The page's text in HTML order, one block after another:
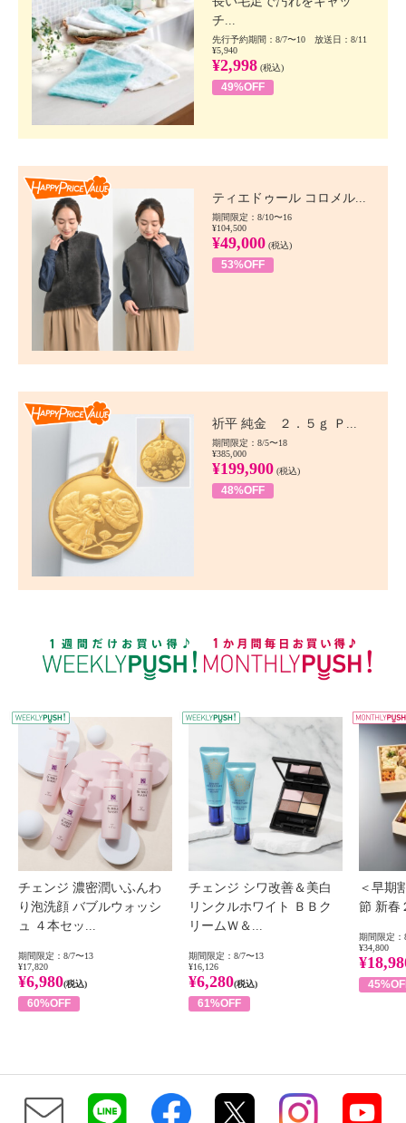
チ...
先行予約期間：8/7〜10 放送日：8/11
¥5,940
¥2,998 (税込)
49%OFF
ティエドゥール コロメル...
期間限定：8/10〜16
¥104,500
¥49,000 (税込)
53%OFF
祈平 純金 ２．５ｇ Ｐ...
期間限定：8/5〜18
¥385,000
¥199,900 (税込)
48%OFF
WEEKLY PUSH
チェンジ 濃密潤いふんわ
り泡洗顔 バブルウォッシ
ュ ４本セッ...
期間限定：8/7〜13
¥17,820
¥6,980(税込)
60%OFF
チェンジ シワ改善＆美白
リンクルホワイト ＢＢク
リームＷ＆...
期間限定：8/7〜13
¥16,126
¥6,280(税込)
61%OFF
＜早期
節 新春
期間限定：
¥34,800